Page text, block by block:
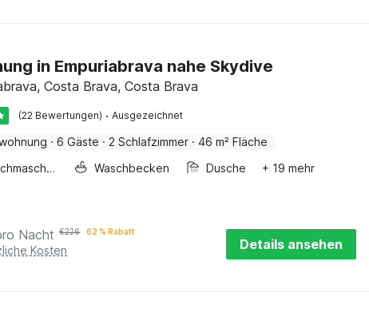
in Empuriabrava nahe Skydive
Costa Brava, Costa Brava
(22 Bewertungen) · Ausgezeichnet
· 6 Gäste · 2 Schlafzimmer · 46 m² Fläche
Waschmaschine
Waschbecken Dusche + 19 mehr
Nacht €226 62 % Rabatt
Kosten Details ansehen